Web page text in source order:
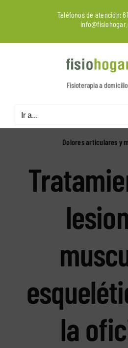
Teléfonos de atención:
Fisioterapia a
Ir a...
Dolores articulares y
la